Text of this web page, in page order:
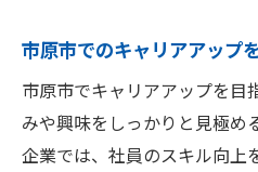
地域密着型企業で
市原市で働くことで
市原市で安定を求める
市原市の求人情報
市原市でのキャリアアップ
市原市でキャリアアップを目
みや興味をしっかりと見極め
企業では、社員のスキル向上